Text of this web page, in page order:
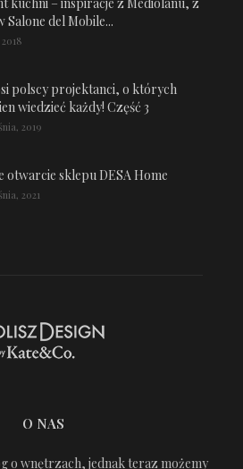
Salone del Mobile...
polscy projektanci, o których
wiedzieć każdy! Część 3
2019
otwarcie sklepu DESA Home
2021
O NAS
o wnętrzach, jednak teraz możemy